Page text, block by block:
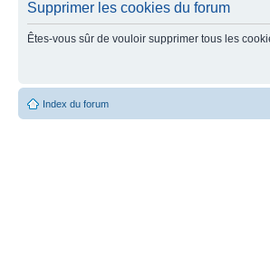
Supprimer les cookies du forum
Êtes-vous sûr de vouloir supprimer tous les
Index du forum